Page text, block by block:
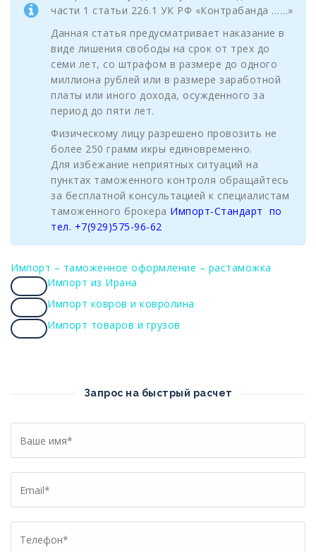
части 1 статьи 226.1 УК РФ «Контрабанда ……»
Данная статья предусматривает наказание в
виде лишения свободы на срок от трех до
семи лет, со штрафом в размере до одного
миллиона рублей или в размере заработной
платы или иного дохода, осужденного за
период до пяти лет.
Физическому лицу разрешено провозить не
более 250 грамм икры единовременно.
Для избежание неприятных ситуаций на
пунктах таможенного контроля обращайтесь
за бесплатной консультацией к специалистам
таможенного брокера Импорт-Стандарт по
тел. +7(929)575-96-62
Импорт – таможенное оформление – растаможка
Copy
Импорт из Ирана
Copy
Импорт ковров и ковролина
Copy
Импорт товаров и грузов
Запрос на быстрый расчет